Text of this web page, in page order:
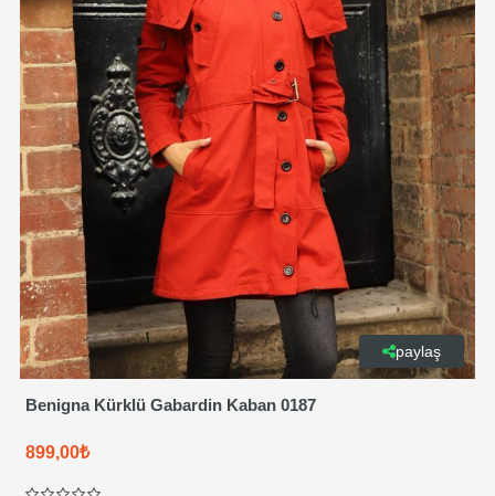
paylaş
Benigna Kürklü Gabardin Kaban 0187
899,00₺